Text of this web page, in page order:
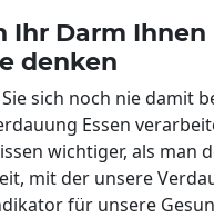
Ihr Darm Ihnen
denken
sich noch nie damit
Essen
wichtiger, als man
mit der unsere
für unsere